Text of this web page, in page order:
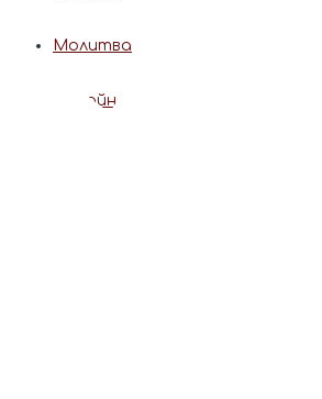
Молитва
Онлайн послуги